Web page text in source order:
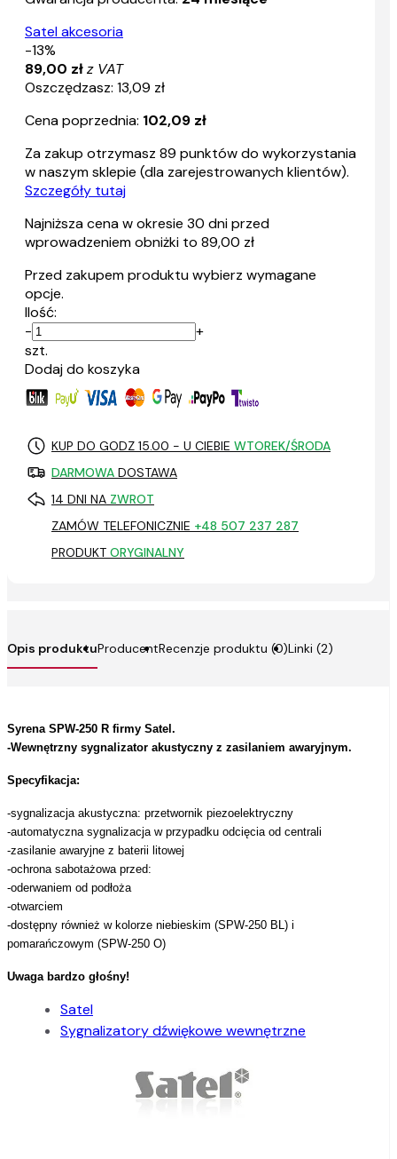
Satel akcesoria
-13%
89,00 złz VAT
Oszczędzasz: 13,09 zł
Cena poprzednia: 102,09 zł
Za zakup otrzymasz 89 punktów do wykorzystania
w naszym sklepie (dla zarejestrowanych klientów).
Szczegóły tutaj
Najniższa cena w okresie 30 dni przed
wprowadzeniem obniżki to 89,00 zł
Przed zakupem produktu wybierz wymagane
opcje.
Ilość:
-
+
szt.
Dodaj do koszyka
KUP DO GODZ 15.00 - U CIEBIE WTOREK/ŚRODA
DARMOWA DOSTAWA
14 DNI NA ZWROT
ZAMÓW TELEFONICZNIE +48 507 237 287
PRODUKT ORYGINALNY
Opis produktu Linki (2)
ProducentRecenzje produktu (0)
Syrena SPW-250 R firmy Satel.
-Wewnętrzny sygnalizator akustyczny z zasilaniem awaryjnym.
Specyfikacja:
-sygnalizacja akustyczna: przetwornik piezoelektryczny
-automatyczna sygnalizacja w przypadku odcięcia od centrali
-zasilanie awaryjne z baterii litowej
-ochrona sabotażowa przed:
-oderwaniem od podłoża
-otwarciem
-dostępny również w kolorze niebieskim (SPW-250 BL) i
pomarańczowym (SPW-250 O)
Uwaga bardzo głośny!
Satel
Sygnalizatory dźwiękowe wewnętrzne